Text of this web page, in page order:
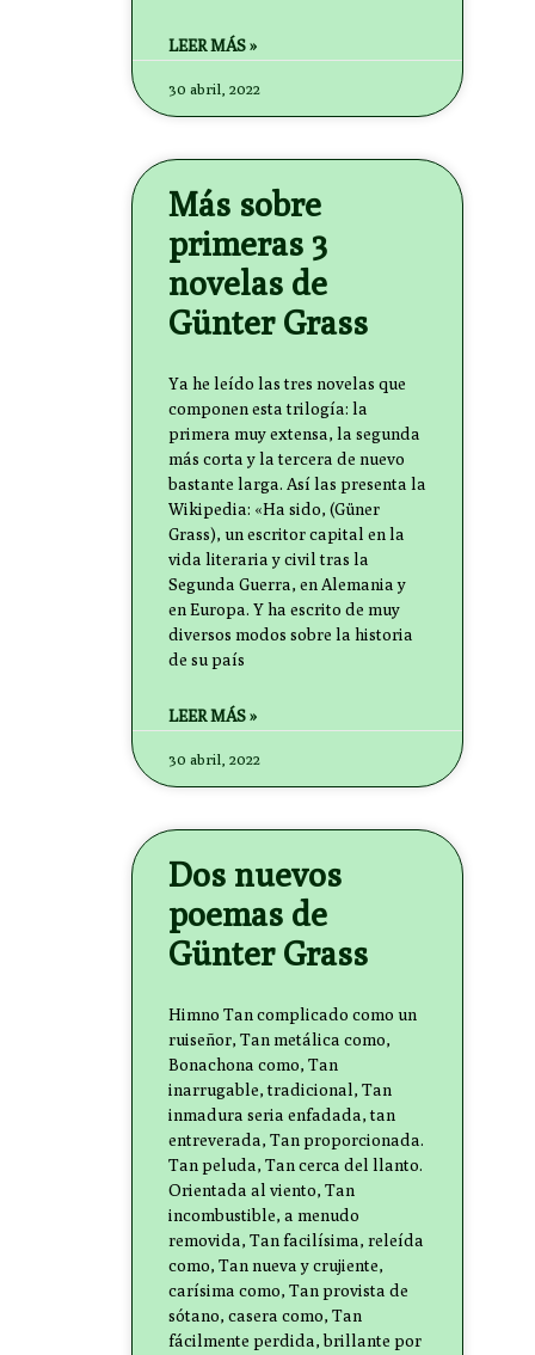
LEER MÁS »
30 abril, 2022
Más sobre
primeras 3
novelas de
Günter Grass
Ya he leído las tres novelas que
componen esta trilogía: la
primera muy extensa, la segunda
más corta y la tercera de nuevo
bastante larga. Así las presenta la
Wikipedia: «Ha sido, (Güner
Grass), un escritor capital en la
vida literaria y civil tras la
Segunda Guerra, en Alemania y
en Europa. Y ha escrito de muy
diversos modos sobre la historia
de su país
LEER MÁS »
30 abril, 2022
Dos nuevos
poemas de
Günter Grass
Himno Tan complicado como un
ruiseñor, Tan metálica como,
Bonachona como, Tan
inarrugable, tradicional, Tan
inmadura seria enfadada, tan
entreverada, Tan proporcionada.
Tan peluda, Tan cerca del llanto.
Orientada al viento, Tan
incombustible, a menudo
removida, Tan facilísima, releída
como, Tan nueva y crujiente,
carísima como, Tan provista de
sótano, casera como, Tan
fácilmente perdida, brillante por